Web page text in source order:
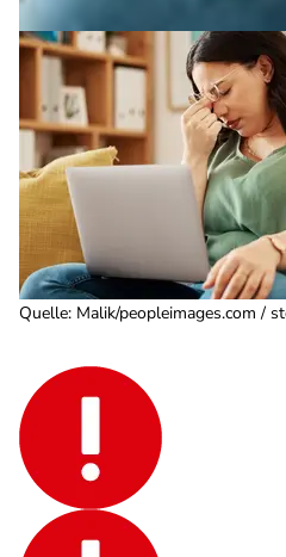
Quelle: Malik/peopleimages.com /